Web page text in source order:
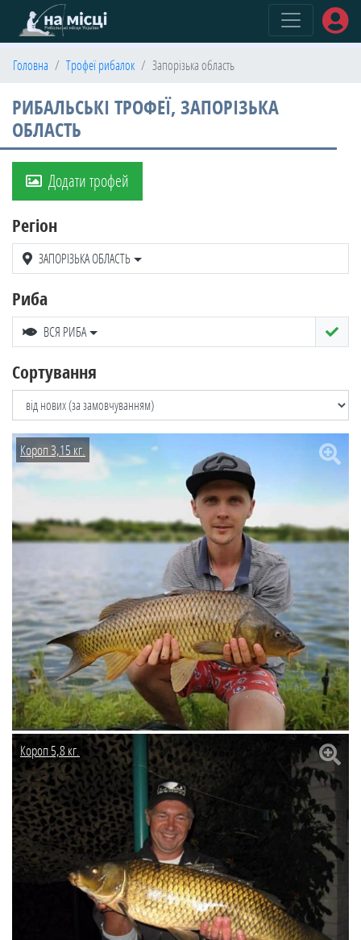
Головна Трофеї рибалок Запорізька область
РИБАЛЬСЬКІ ТРОФЕЇ, ЗАПОРІЗЬКА
ОБЛАСТЬ
Додати трофей
Регіон
ЗАПОРІЗЬКА ОБЛАСТЬ
Риба
ВСЯ РИБА
Сортування
Короп 3,15 кг.
Короп 5,8 кг.